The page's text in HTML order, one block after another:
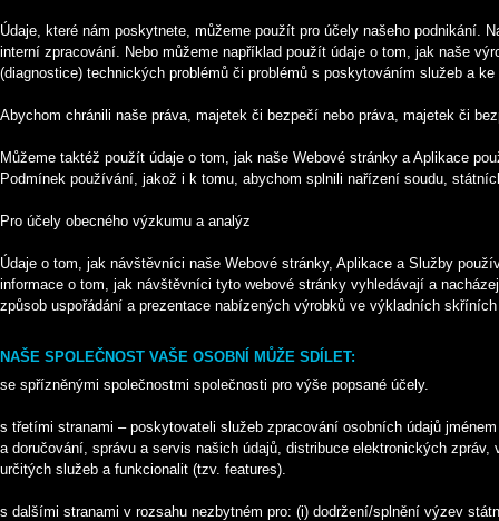
Údaje, které nám poskytnete, můžeme použít pro účely našeho
interní zpracování. Nebo můžeme například použít údaje o tom, jak naše
(diagnostice) technických problémů či problémů s poskytováním služeb a
Abychom chránili naše práva, majetek či bezpečí nebo práva, majetek či
Můžeme taktéž použít údaje o tom, jak naše Webové stránky a Aplikace
Podmínek používání, jakož i k tomu, abychom splnili nařízení soudu,
Pro účely obecného výzkumu a analýz
Údaje o tom, jak návštěvníci naše Webové stránky, Aplikace a Služby
informace o tom, jak návštěvníci tyto webové stránky vyhledávají a
způsob uspořádání a prezentace nabízených výrobků ve výkladních
NAŠE SPOLEČNOST VAŠE OSOBNÍ MŮŽE SDÍLET:
se spřízněnými společnostmi společnosti pro výše popsané účely.
s třetími stranami – poskytovateli služeb zpracování osobních údajů
a doručování, správu a servis našich údajů, distribuce elektronických
určitých služeb a funkcionalit (tzv. features).
s dalšími stranami v rozsahu nezbytném pro: (i) dodržení/splnění výzev